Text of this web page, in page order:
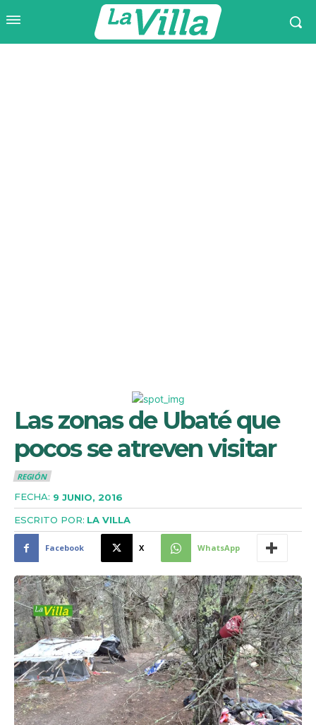
Las zonas de Ubaté que
pocos se atreven visitar
REGIÓN
FECHA: 9 JUNIO, 2016
ESCRITO POR: LA VILLA
Facebook X WhatsApp